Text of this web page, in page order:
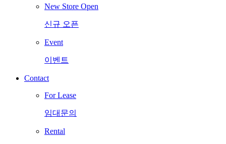
New Store Open
신규 오픈
Event
이벤트
Contact
For Lease
임대문의
Rental